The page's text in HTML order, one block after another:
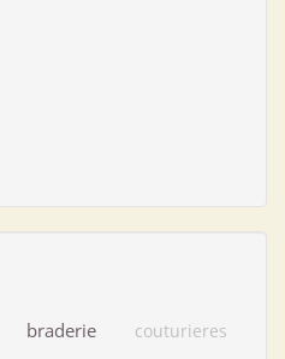
braderie couturieres